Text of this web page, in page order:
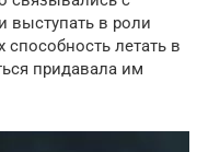
выступать в роли
летать в
придавала им